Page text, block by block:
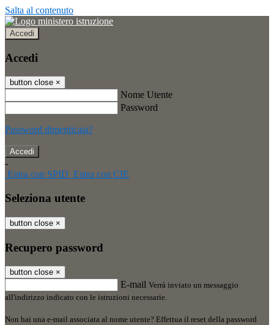
Salta al contenuto
Accedi
Accedi
button close ×
Nome Utente
Password
Password dimenticata?
-
Entra con SPID Entra con CIE
Seleziona utente
button close ×
Recupero password
button close ×
E-mail Verrà inviato un messaggio
all'indirizzo indicato con le istruzioni necessarie.
Non hai una e-mail associata al nome utente? Effettua il reset della password